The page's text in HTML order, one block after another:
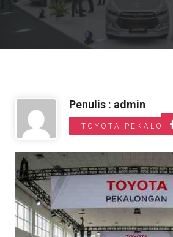
Brosur Toyota
Social Media
Penulis : admin
TOYOTA